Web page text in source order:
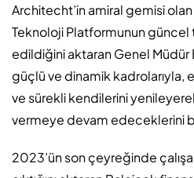
Architecht’in amiral gemisi olan
Teknoloji Platformunun
edildiğini aktaran Genel Müdür
güçlü ve dinamik kadrolarıyla,
ve sürekli kendilerini
vermeye devam edeceklerini
2023’ün son çeyreğinde